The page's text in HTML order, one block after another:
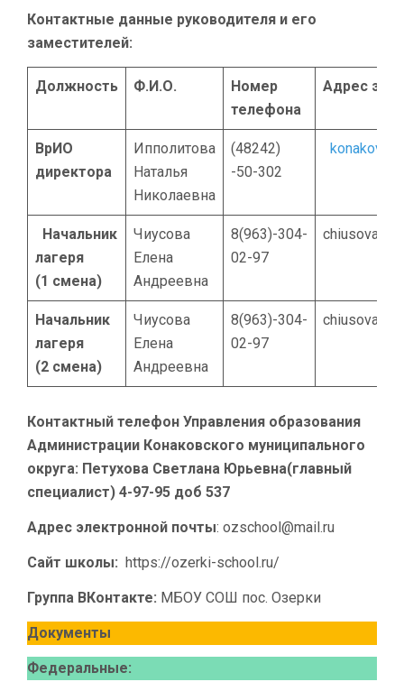
Контактные данные руководителя и его
заместителей:
Должность Ф.И.О.
Номер
телефона
Адрес
ВрИО
директора
Ипполитова
Наталья
Николаевна
(48242)
-50-302
Начальник
лагеря
(1 смена)
Чиусова
Елена
Андреевна
8(963)-304-
02-97
Начальник
лагеря
(2 смена)
Чиусова
Елена
Андреевна
8(963)-304-
02-97
Контактный телефон Управления образования
Администрации Конаковского муниципального
округа: Петухова Светлана Юрьевна(главный
специалист) 4-97-95 доб 537
Адрес электронной почты: ozschool@mail.ru
Сайт школы: https://ozerki-school.ru/
Группа ВКонтакте: МБОУ СОШ пос. Озерки
Документы
Федеральные: